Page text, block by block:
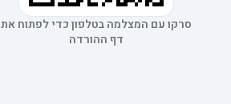
סרקו עם המצלמה בטלפון כדי לפתוח את
דף ההורדה